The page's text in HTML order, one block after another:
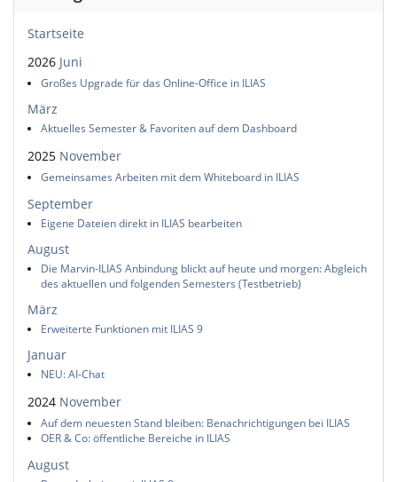
Startseite
2026 Juni
Großes Upgrade für das Online-Office in ILIAS
März
Aktuelles Semester & Favoriten auf dem Dashboard
2025 November
Gemeinsames Arbeiten mit dem Whiteboard in ILIAS
September
Eigene Dateien direkt in ILIAS bearbeiten
August
Die Marvin-ILIAS Anbindung blickt auf heute und morgen: Abgleich
des aktuellen und folgenden Semesters (Testbetrieb)
März
Erweiterte Funktionen mit ILIAS 9
Januar
NEU: AI-Chat
2024 November
Auf dem neuesten Stand bleiben: Benachrichtigungen bei ILIAS
OER & Co: öffentliche Bereiche in ILIAS
August